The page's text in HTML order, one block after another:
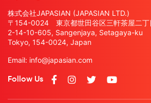
株式会社JAPASIAN (JAPASIAN LTD.)
〒154-0024 東京都世田谷区三軒茶屋二
2-14-10-605, Sangenjaya, Setagaya-ku
Tokyo, 154-0024, Japan
Email: info@japasian.com
Follow Us